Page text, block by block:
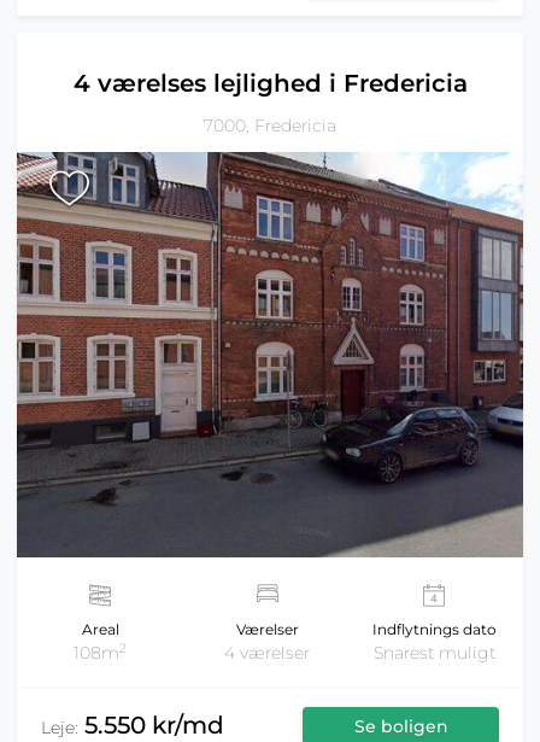
4 værelses lejlighed i Fredericia
7000, Fredericia
Areal
108m2
Værelser
4 værelser
Indflytnings dato
Snarest muligt
Leje: 5.550 kr/md Se boligen